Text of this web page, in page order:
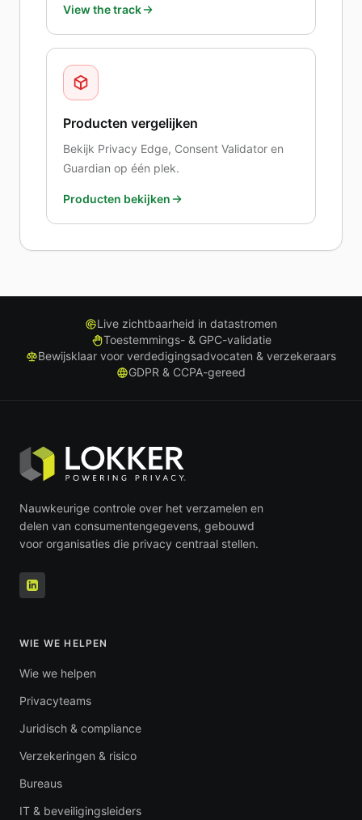
View the track
Producten vergelijken
Bekijk Privacy Edge, Consent Validator en
Guardian op één plek.
Producten bekijken
Live zichtbaarheid in datastromen
Toestemmings- & GPC-validatie
Bewijsklaar voor verdedigingsadvocaten & verzekeraars
GDPR & CCPA-gereed
Nauwkeurige controle over het verzamelen en
delen van consumentengegevens, gebouwd
voor organisaties die privacy centraal stellen.
WIE WE HELPEN
Wie we helpen
Privacyteams
Juridisch & compliance
Verzekeringen & risico
Bureaus
IT & beveiligingsleiders